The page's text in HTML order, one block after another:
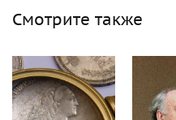
Смотрите также